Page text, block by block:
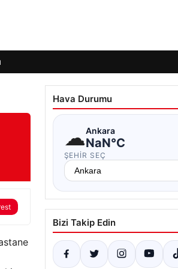
Hava Durumu
☁Ankara
NaN°C
ŞEHIR SEÇ
Bizi Takip Edin